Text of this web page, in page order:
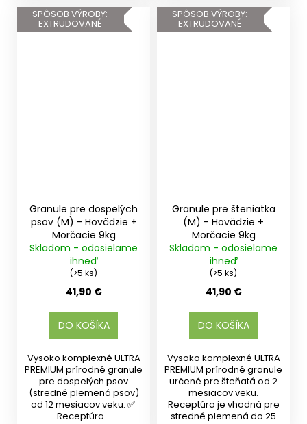
SPÔSOB VÝROBY:
EXTRUDOVANÉ
Granule pre dospelých
psov (M) - Hovädzie +
Morčacie 9kg
Skladom - odosielame
ihneď
(>5 ks)
41,90 €
DO KOŠÍKA
Vysoko komplexné ULTRA
PREMIUM prírodné granule
pre dospelých psov
(stredné plemená psov)
od 12 mesiacov veku. ✅
Receptúra...
SPÔSOB VÝROBY:
EXTRUDOVANÉ
Granule pre šteniatka
(M) - Hovädzie +
Morčacie 9kg
Skladom - odosielame
ihneď
(>5 ks)
41,90 €
DO KOŠÍKA
Vysoko komplexné ULTRA
PREMIUM prírodné granule
určené pre šteňatá od 2
mesiacov veku.
Receptúra je vhodná pre
stredné plemená do 25